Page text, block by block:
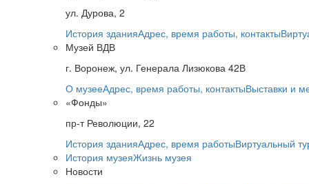
ул. Дурова, 2
История зданияАдрес, время работы, контакты
Музей ВДВ
г. Воронеж, ул. Генерала Лизюкова 42В
О музееАдрес, время работы, контактыВыставки и
«Фонды»
пр-т Революции, 22
История зданияАдрес, время работыВиртуальный
История музеяЖизнь музея
Новости